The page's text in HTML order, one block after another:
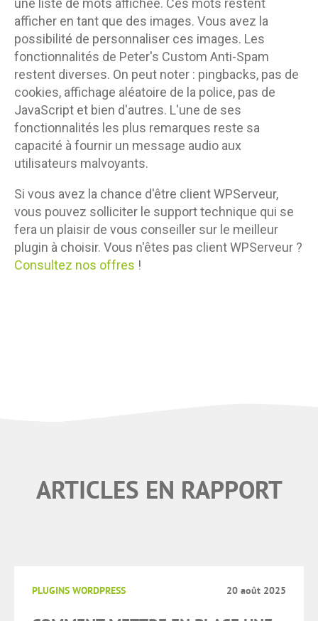
une liste de mots affichée. Ces mots restent
afficher en tant que des images. Vous avez la
possibilité de personnaliser ces images. Les
fonctionnalités de Peter's Custom Anti-Spam
restent diverses. On peut noter : pingbacks, pas de
cookies, affichage aléatoire de la police, pas de
JavaScript et bien d'autres. L'une de ses
fonctionnalités les plus remarques reste sa
capacité à fournir un message audio aux
utilisateurs malvoyants.
Si vous avez la chance d'être client WPServeur,
vous pouvez solliciter le support technique qui se
fera un plaisir de vous conseiller sur le meilleur
plugin à choisir. Vous n'êtes pas client WPServeur ?
Consultez nos offres !
ARTICLES EN RAPPORT
PLUGINS WORDPRESS 20 août 2025